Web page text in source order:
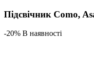
Підсвічник Como,
-20% В наявності